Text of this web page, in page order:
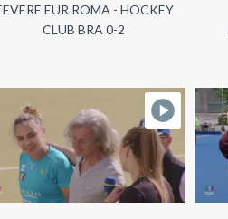
EUR ROMA - HOCKEY
CLUB BRA 0-2